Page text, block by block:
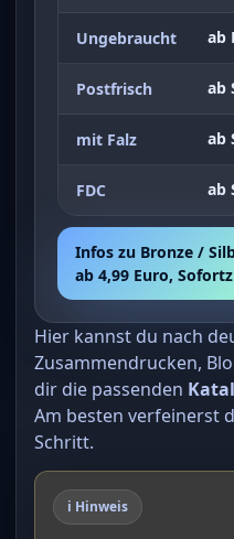
Ungebraucht ab
Postfrisch ab
mit Falz ab
FDC ab
Infos zu Bronze /
ab 4,99 Euro,
Hier kannst du nach
Zusammendrucken,
dir die passenden
Am besten verfeinerst
Schritt.
ℹ️ Hinweis